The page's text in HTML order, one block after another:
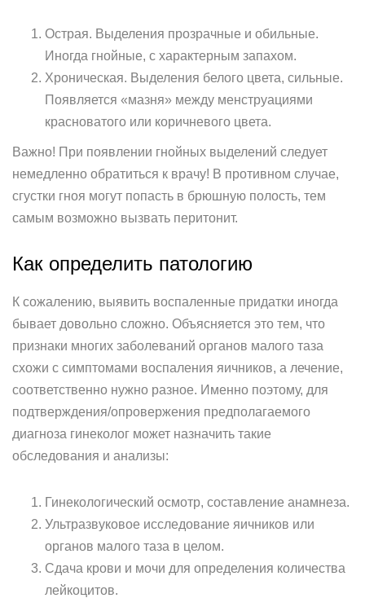
Острая. Выделения прозрачные и обильные.
Иногда гнойные, с характерным запахом.
Хроническая. Выделения белого цвета, сильные.
Появляется «мазня» между менструациями
красноватого или коричневого цвета.
Важно! При появлении гнойных выделений следует
немедленно обратиться к врачу! В противном случае,
сгустки гноя могут попасть в брюшную полость, тем
самым возможно вызвать перитонит.
Как определить патологию
К сожалению, выявить воспаленные придатки иногда
бывает довольно сложно. Объясняется это тем, что
признаки многих заболеваний органов малого таза
схожи с симптомами воспаления яичников, а лечение,
соответственно нужно разное. Именно поэтому, для
подтверждения/опровержения предполагаемого
диагноза гинеколог может назначить такие
обследования и анализы:
Гинекологический осмотр, составление анамнеза.
Ультразвуковое исследование яичников или
органов малого таза в целом.
Сдача крови и мочи для определения количества
лейкоцитов.